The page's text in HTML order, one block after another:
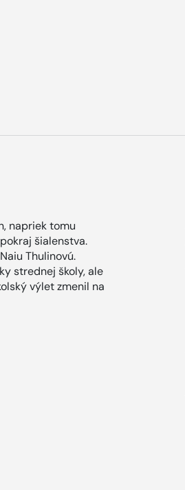
napriek tomu
šialenstva.
Thulinovú.
strednej školy, ale
výlet zmenil na